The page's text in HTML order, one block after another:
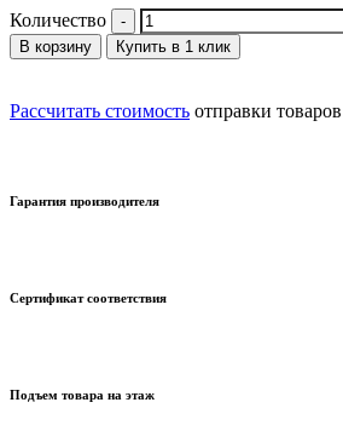
Количество
В корзину Купить в 1 клик
Рассчитать стоимость отправки
Гарантия производителя
Сертификат соответствия
Подъем товара на этаж